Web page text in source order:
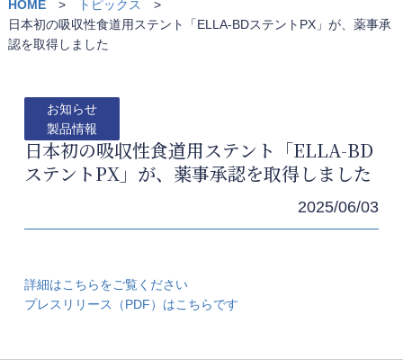
HOME
トピックス
日本初の吸収性食道用ステント「ELLA-BDステントPX」が、薬事承
認を取得しました
お知らせ
製品情報
日本初の吸収性食道用ステント「ELLA-BD
ステントPX」が、薬事承認を取得しました
2025/06/03
詳細はこちらをご覧ください
プレスリリース（PDF）はこちらです